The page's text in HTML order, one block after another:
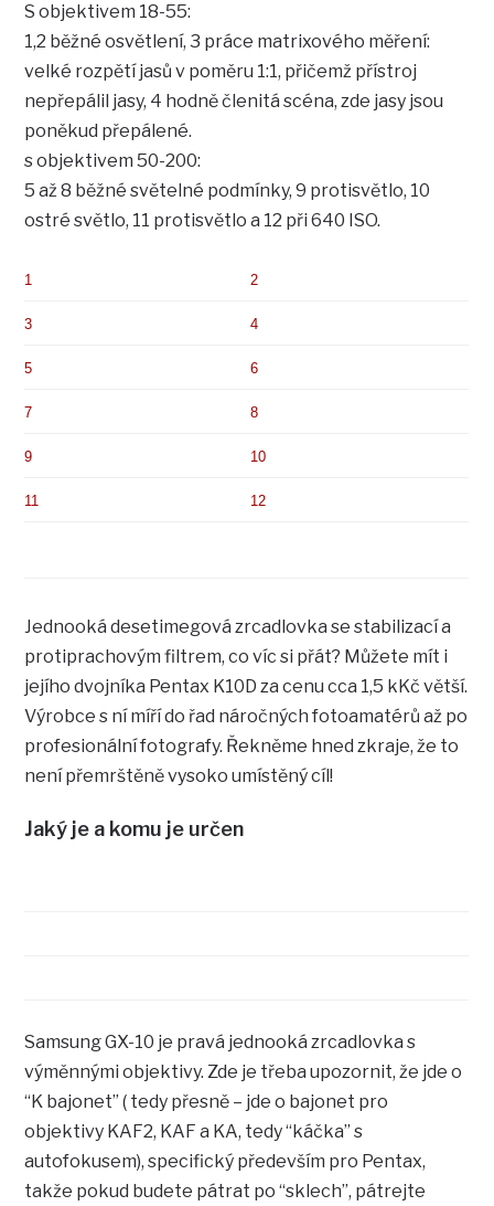
S objektivem 18-55:
1,2 běžné osvětlení, 3 práce matrixového měření:
velké rozpětí jasů v poměru 1:1, přičemž přístroj
nepřepálil jasy, 4 hodně členitá scéna, zde jasy jsou
poněkud přepálené.
s objektivem 50-200:
5 až 8 běžné světelné podmínky, 9 protisvětlo, 10
ostré světlo, 11 protisvětlo a 12 při 640 ISO.
1 2
3 4
5 6
7 8
9 10
11 12
Jednooká desetimegová zrcadlovka se stabilizací a
protiprachovým filtrem, co víc si přát? Můžete mít i
jejího dvojníka Pentax K10D za cenu cca 1,5 kKč větší.
Výrobce s ní míří do řad náročných fotoamatérů až po
profesionální fotografy. Řekněme hned zkraje, že to
není přemrštěně vysoko umístěný cíl!
Jaký je a komu je určen
Samsung GX-10 je pravá jednooká zrcadlovka s
výměnnými objektivy. Zde je třeba upozornit, že jde o
“K bajonet” ( tedy přesně – jde o bajonet pro
objektivy KAF2, KAF a KA, tedy “káčka” s
autofokusem), specifický především pro Pentax,
takže pokud budete pátrat po “sklech”, pátrejte